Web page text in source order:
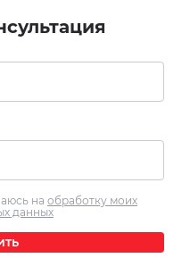
на обработку моих
данных